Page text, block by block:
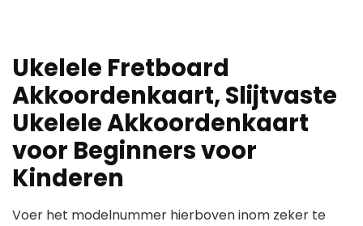
Ukelele Fretboard
Akkoordenkaart, Slijtvaste
Ukelele Akkoordenkaart
voor Beginners voor
Kinderen
Voer het modelnummer hierboven inom zeker te